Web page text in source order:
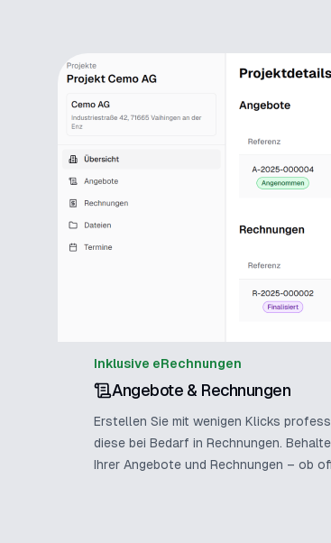
Inklusive eRechnungen
Angebote & Rechnungen
Erstellen Sie mit wenigen Klicks
diese bei Bedarf in Rechnungen.
Ihrer Angebote und Rechnungen – ob